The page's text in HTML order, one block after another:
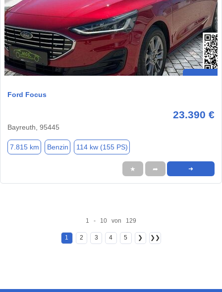
Ford Focus
23.390 €
Bayreuth, 95445
7.815 km Benzin 114 kw (155 PS)
★ ➦ ➜
1 - 10 von 129
1 2 3 4 5 ❯ ❯❯